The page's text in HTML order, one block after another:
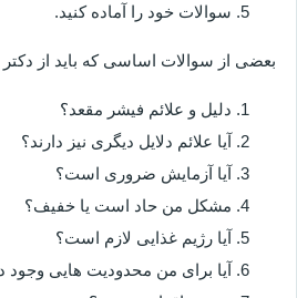
سوالات خود را آماده کنید.
بعضی از سوالات اساسی که باید از دکتر
دلیل و علائم فیشر مقعد؟
آیا علائم دلایل دیگری نیز دارند؟
آیا آزمایش ضروری است؟
مشکل من حاد است یا خفیف؟
آیا رژیم غذایی لازم است؟
آیا برای من محدودیت هایی وجود